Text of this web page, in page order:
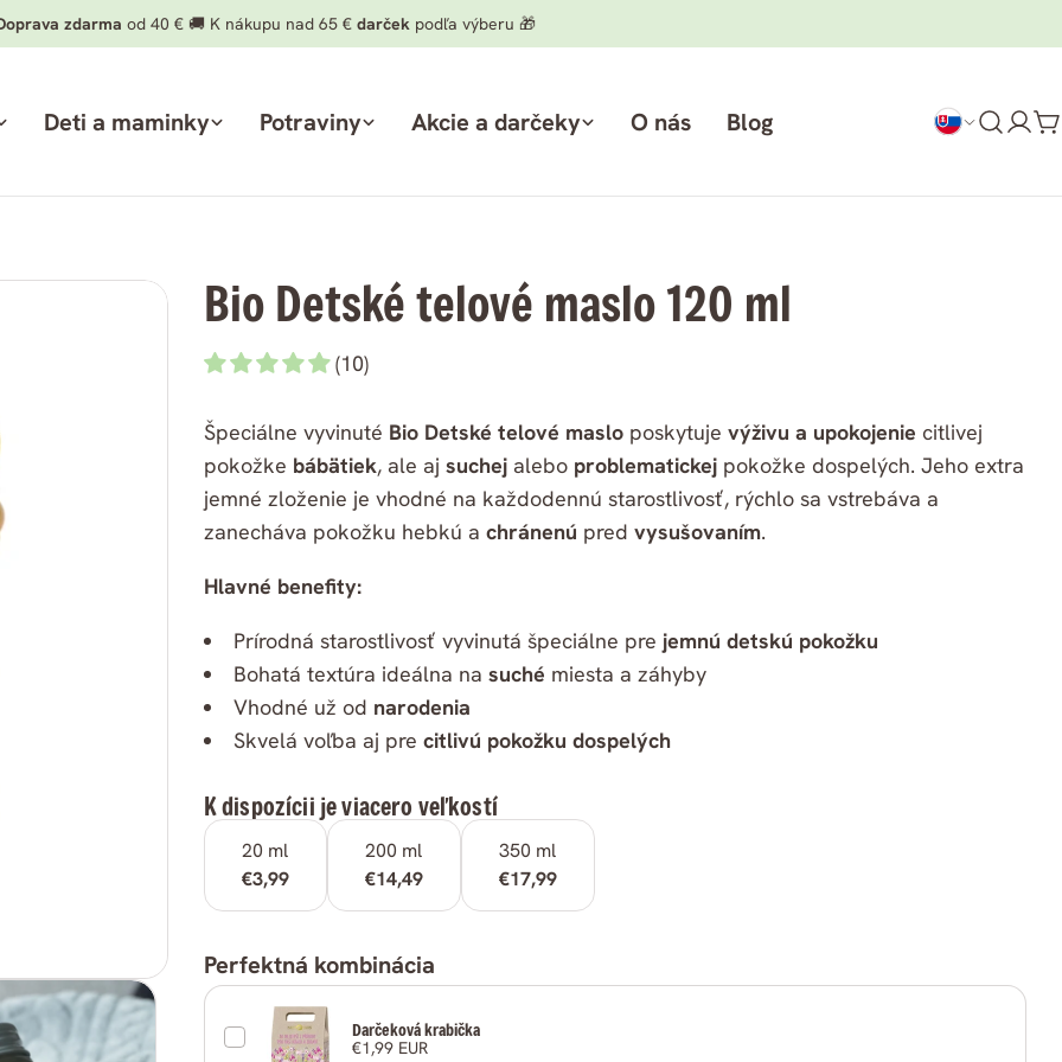
zdarma od 40 € 🚚 K nákupu nad 65 € darček podľa výberu 🎁
Deti a maminky Potraviny Akcie a darčeky O nás Blog
Bio Detské telové maslo 120 ml
(10)
Špeciálne vyvinuté Bio Detské telové masloposkytuje výživu a upokojenie citlivej
pokožke bábätiek, ale aj suchejalebo problematickejpokožke dospelých. Jeho extra
jemné zloženie je vhodné na každodennú starostlivosť, rýchlo sa vstrebáva a
zanecháva pokožku hebkú a chránenú pred vysušovaním.
Hlavné benefity:
Prírodná starostlivosť vyvinutá špeciálne pre jemnú detskú pokožku
Bohatá textúra ideálna na suché miesta a záhyby
Vhodné už od narodenia
Skvelá voľba aj pre citlivú pokožku dospelých
K dispozícii je viacero veľkostí
20 ml
€3,99
200 ml
€14,49
350 ml
€17,99
Perfektná kombinácia
Darčeková krabička
€1,99 EUR
Kopírovať
Zdieľať